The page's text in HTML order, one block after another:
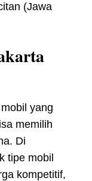
(Jawa
yang
memilih
Di
tipe mobil
kompetitif,